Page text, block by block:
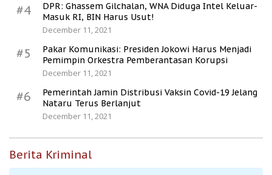
#4
DPR: Ghassem Gilchalan, WNA Diduga Intel Keluar-
Masuk RI, BIN Harus Usut!
December 11, 2021
#5
Pakar Komunikasi: Presiden Jokowi Harus Menjadi
Pemimpin Orkestra Pemberantasan Korupsi
December 11, 2021
#6
Pemerintah Jamin Distribusi Vaksin Covid-19 Jelang
Nataru Terus Berlanjut
December 11, 2021
Berita Kriminal